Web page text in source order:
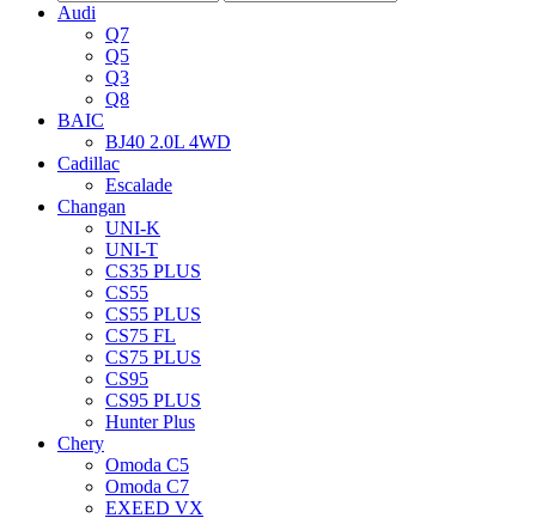
Audi
Q7
Q5
Q3
Q8
BAIC
BJ40 2.0L 4WD
Cadillac
Escalade
Changan
UNI-K
UNI-T
CS35 PLUS
CS55
CS55 PLUS
CS75 FL
CS75 PLUS
CS95
CS95 PLUS
Hunter Plus
Chery
Omoda C5
Omoda C7
EXEED VX